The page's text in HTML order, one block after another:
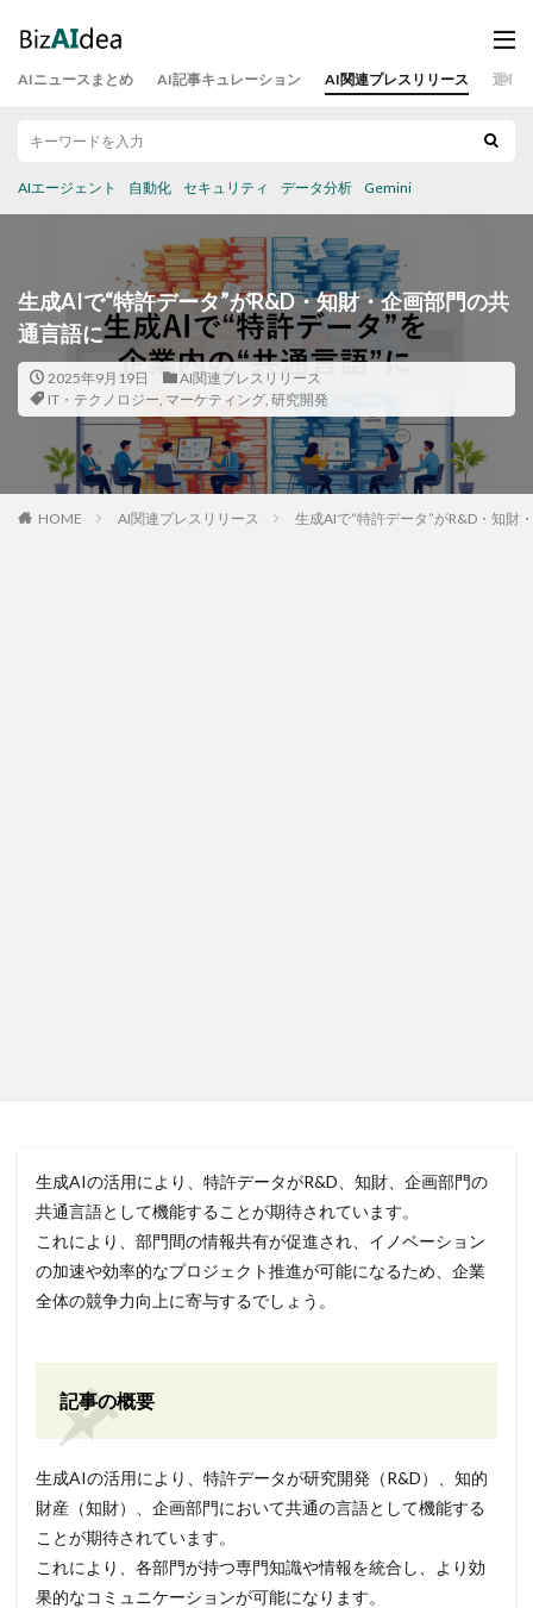
AIニュースまとめ AI記事キュレーション AI関連プレスリリース 運営
AIエージェント 自動化 セキュリティ データ分析 Gemini
生成AIで“特許データ”がR&D・知財・企画部門の共
通言語に
2025年9月19日
AI関連プレスリリース
IT・テクノロジー, マーケティング, 研究開発
HOME AI関連プレスリリース 生成AIで“特許データ”がR&D・知財
生成AIの活用により、特許データがR&D、知財、企画部門の
共通言語として機能することが期待されています。
これにより、部門間の情報共有が促進され、イノベーション
の加速や効率的なプロジェクト推進が可能になるため、企業
全体の競争力向上に寄与するでしょう。
記事の概要
生成AIの活用により、特許データが研究開発（R&D）、知的
財産（知財）、企画部門において共通の言語として機能する
ことが期待されています。
これにより、各部門が持つ専門知識や情報を統合し、より効
果的なコミュニケーションが可能になります。